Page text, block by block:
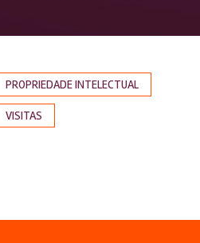
PROPRIEDADE INTELECTUAL
VISITAS